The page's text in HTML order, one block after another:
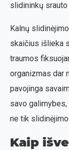
slidininkų
Kalnų
skaičius išlieka
traumos
organizmas dar
pavojinga
savo
ne tik
Kaip